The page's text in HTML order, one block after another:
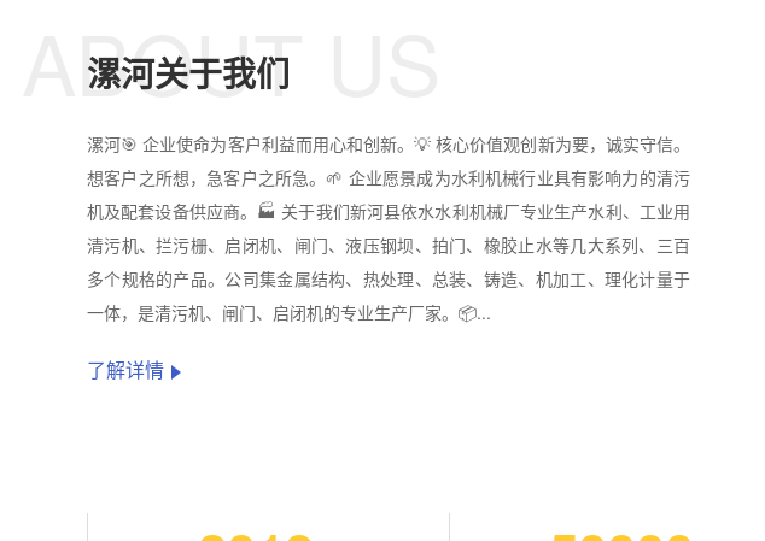
漯河关于我们
ABOUT US
漯河🎯 企业使命为客户利益而用心和创新。💡 核心价值观创新为要，诚实守信。
想客户之所想，急客户之所急。🌱 企业愿景成为水利机械行业具有影响力的清污
机及配套设备供应商。🏭 关于我们新河县依水水利机械厂专业生产水利、工业用
清污机、拦污栅、启闭机、闸门、液压钢坝、拍门、橡胶止水等几大系列、三百
多个规格的产品。公司集金属结构、热处理、总装、铸造、机加工、理化计量于
一体，是清污机、闸门、启闭机的专业生产厂家。📦...
了解详情